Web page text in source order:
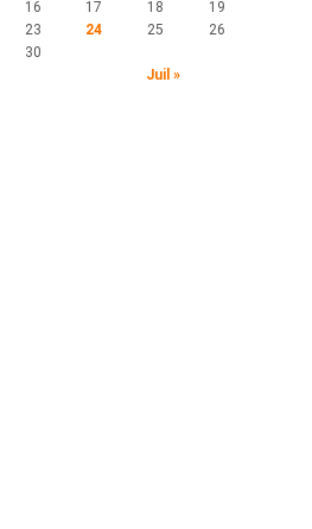
16 17 18
19
23 24 25
26
30
Juil »